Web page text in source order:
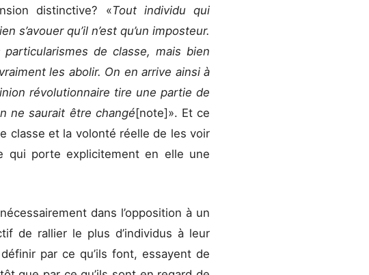
distinctive? «Tout individu qui
s’avouer qu’il n’est qu’un imposteur.
particularismes de classe, mais bien
les abolir. On en arrive ainsi à
révolutionnaire tire une partie de
ne saurait être changé[note]». Et ce
classe et la volonté réelle de les voir
qui porte explicitement en elle une
dans l’opposition à un
de rallier le plus d’individus à leur
par ce qu’ils font, essayent de